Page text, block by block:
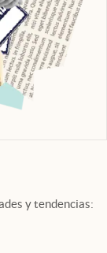
y tendencias: